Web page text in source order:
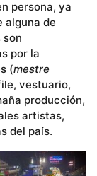
persona, ya
alguna de
son
por la
(mestre
vestuario,
producción,
artistas,
del país.